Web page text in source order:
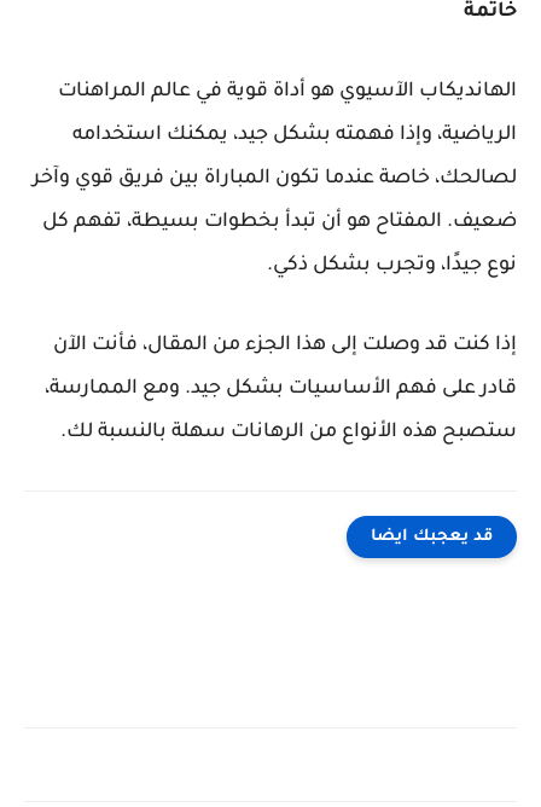
خاتمة
الهانديكاب الآسيوي هو أداة قوية في عالم المراهنات
الرياضية، وإذا فهمته بشكل جيد، يمكنك استخدامه
لصالحك، خاصة عندما تكون المباراة بين فريق قوي وآخر
ضعيف. المفتاح هو أن تبدأ بخطوات بسيطة، تفهم كل
نوع جيدًا، وتجرب بشكل ذكي.
إذا كنت قد وصلت إلى هذا الجزء من المقال، فأنت الآن
قادر على فهم الأساسيات بشكل جيد. ومع الممارسة،
ستصبح هذه الأنواع من الرهانات سهلة بالنسبة لك.
قد يعجبك ايضا